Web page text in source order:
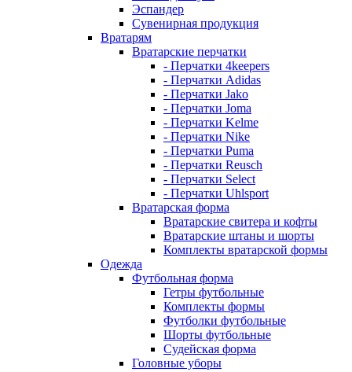
Эспандер
Сувенирная продукция
Вратарям
Вратарские перчатки
- Перчатки 4keepers
- Перчатки Adidas
- Перчатки Jako
- Перчатки Joma
- Перчатки Kelme
- Перчатки Nike
- Перчатки Puma
- Перчатки Reusch
- Перчатки Select
- Перчатки Uhlsport
Вратарская форма
Вратарские свитера и кофты
Вратарские штаны и шорты
Комплекты вратарской формы
Одежда
Футбольная форма
Гетры футбольные
Комплекты формы
Футболки футбольные
Шорты футбольные
Судейская форма
Головные уборы